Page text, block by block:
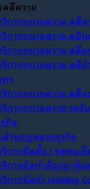
คดีความ
การทนายความ คดี
การทนายความ คดีห
การทนายความ คดี
การทนายความ คดี
ร
การทนายความ คดีแ
การทนายความ ระ
กิจ
ด้านกฎหมายธุรกิจ
การจัดตั้ง / จดทะเ
การจัดทำสัญญาหุ้น
การจัดทำ Holding